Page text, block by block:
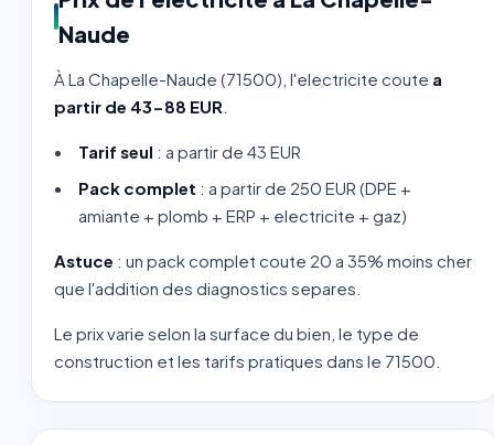
Naude
À La Chapelle-Naude (71500), l'electricite coute a
partir de 43-88 EUR
Tarif seul : a partir de 43 EUR
Pack complet : a partir de 250 EUR (DPE +
amiante + plomb + ERP + electricite + gaz)
Astuce : un pack complet coute 20 a 35% moins cher
que l'addition des diagnostics separes.
Le prix varie selon la surface du bien, le type de
construction et les tarifs pratiques dans le 71500.